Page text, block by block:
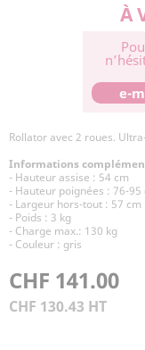
À
e-
Rollator avec 2 roues.
Informations
- Hauteur assise : 54 cm
- Hauteur poignées : 76-95
- Largeur hors-tout : 57 cm
- Poids : 3 kg
- Charge max.: 130 kg
- Couleur : gris
CHF 141.00
CHF 130.43 HT